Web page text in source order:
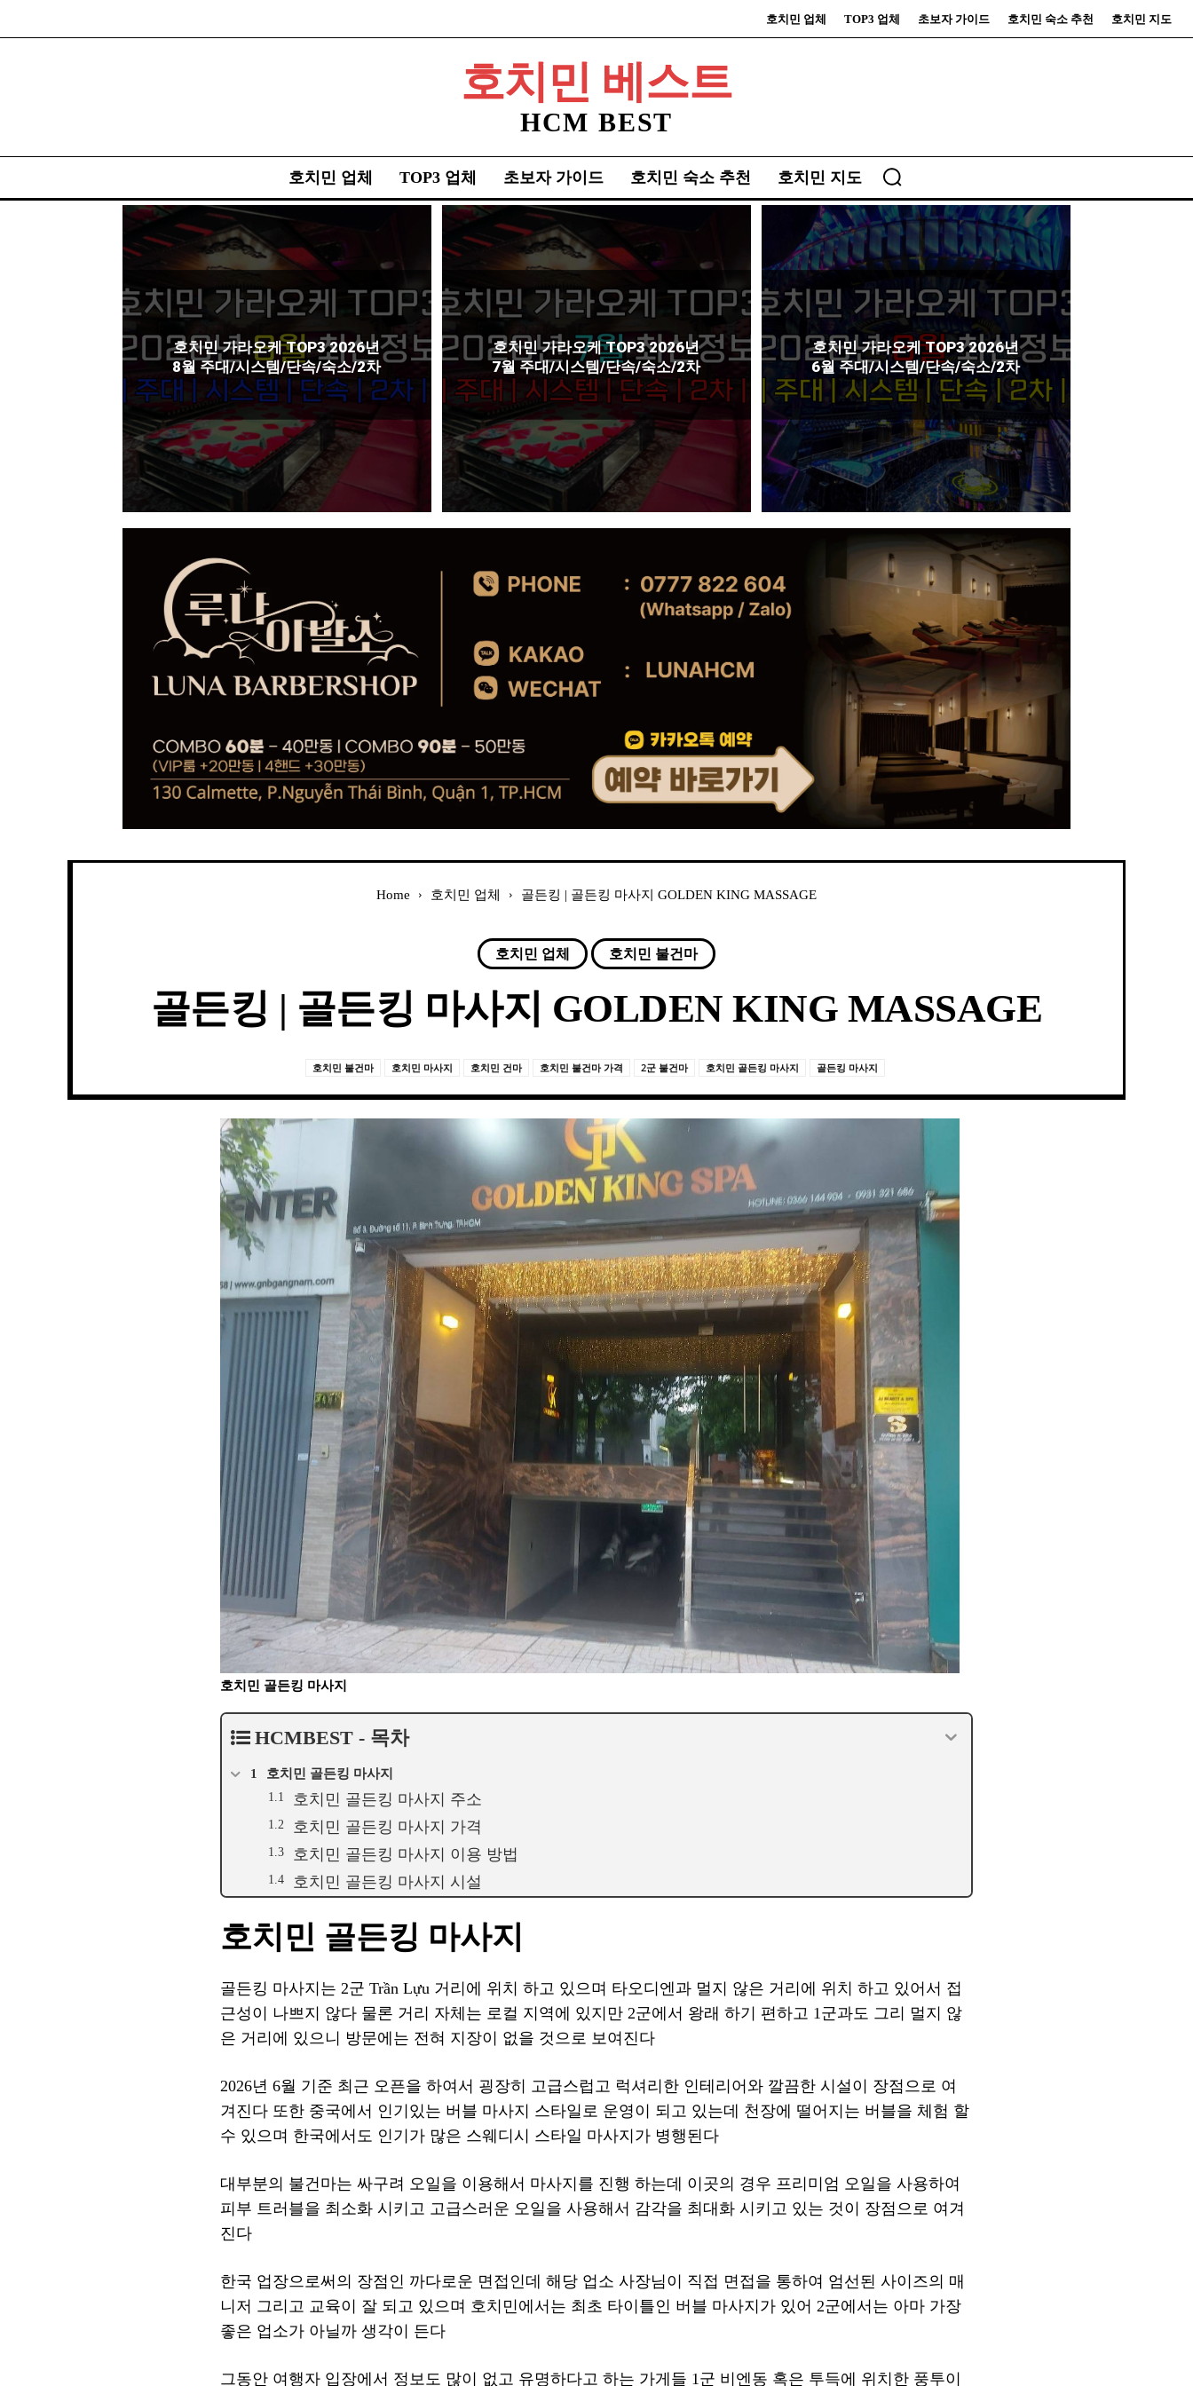
호치민 업체 TOP3 업체 초보자 가이드 호치민 숙소 추천 호치민 지도
호치민 베스트
HCM BEST
호치민 업체 TOP3 업체 초보자 가이드 호치민 숙소 추천 호치민 지도
호치민 가라오케 TOP3 2026년
8월 주대/시스템/단속/숙소/2차
호치민 가라오케 TOP3 2026년
7월 주대/시스템/단속/숙소/2차
호치민 가라오케 TOP3 2026년
6월 주대/시스템/단속/숙소/2차
Home 호치민 업체 골든킹 | 골든킹 마사지 GOLDEN KING MASSAGE
호치민 업체 호치민 불건마
골든킹 | 골든킹 마사지 GOLDEN KING MASSAGE
호치민 불건마 호치민 마사지 호치민 건마 호치민 불건마 가격 2군 불건마 호치민 골든킹 마사지 골든킹 마사지
호치민 골든킹 마사지
HCMBEST - 목차
호치민 골든킹 마사지
호치민 골든킹 마사지 주소
호치민 골든킹 마사지 가격
호치민 골든킹 마사지 이용 방법
호치민 골든킹 마사지 시설
호치민 골든킹 마사지
골든킹 마사지는 2군 Trần Lựu 거리에 위치 하고 있으며 타오디엔과 멀지 않은 거리에 위치 하고 있어서 접
근성이 나쁘지 않다 물론 거리 자체는 로컬 지역에 있지만 2군에서 왕래 하기 편하고 1군과도 그리 멀지 않
은 거리에 있으니 방문에는 전혀 지장이 없을 것으로 보여진다
2026년 6월 기준 최근 오픈을 하여서 굉장히 고급스럽고 럭셔리한 인테리어와 깔끔한 시설이 장점으로 여
겨진다 또한 중국에서 인기있는 버블 마사지 스타일로 운영이 되고 있는데 천장에 떨어지는 버블을 체험 할
수 있으며 한국에서도 인기가 많은 스웨디시 스타일 마사지가 병행된다
대부분의 불건마는 싸구려 오일을 이용해서 마사지를 진행 하는데 이곳의 경우 프리미엄 오일을 사용하여
피부 트러블을 최소화 시키고 고급스러운 오일을 사용해서 감각을 최대화 시키고 있는 것이 장점으로 여겨
진다
한국 업장으로써의 장점인 까다로운 면접인데 해당 업소 사장님이 직접 면접을 통하여 엄선된 사이즈의 매
니저 그리고 교육이 잘 되고 있으며 호치민에서는 최초 타이틀인 버블 마사지가 있어 2군에서는 아마 가장
좋은 업소가 아닐까 생각이 든다
그동안 여행자 입장에서 정보도 많이 없고 유명하다고 하는 가게들 1군 비엔동 혹은 투득에 위치한 풍투이